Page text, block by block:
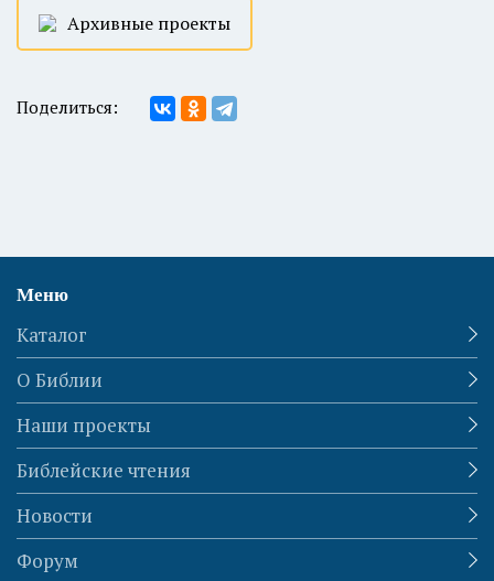
Архивные проекты
Поделиться:
Меню
Каталог
О Библии
Наши проекты
Библейские чтения
Новости
Форум